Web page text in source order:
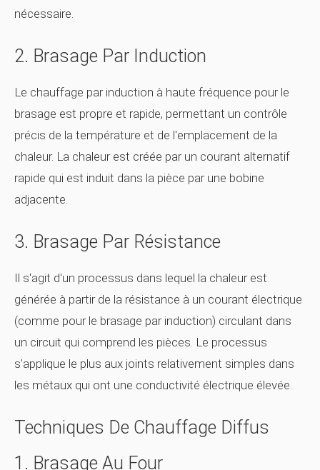
nécessaire.
2. Brasage Par Induction
Le chauffage par induction à haute fréquence pour le
brasage est propre et rapide, permettant un contrôle
précis de la température et de l'emplacement de la
chaleur. La chaleur est créée par un courant alternatif
rapide qui est induit dans la pièce par une bobine
adjacente.
3. Brasage Par Résistance
Il s'agit d'un processus dans lequel la chaleur est
générée à partir de la résistance à un courant électrique
(comme pour le brasage par induction) circulant dans
un circuit qui comprend les pièces. Le processus
s'applique le plus aux joints relativement simples dans
les métaux qui ont une conductivité électrique élevée.
Techniques De Chauffage Diffus
1. Brasage Au Four